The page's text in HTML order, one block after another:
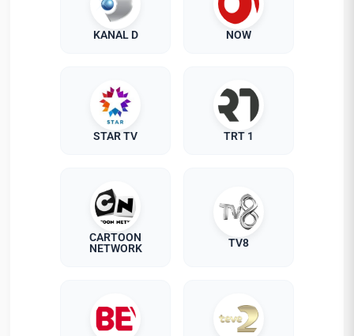
KANAL D NOW
STAR TV TRT 1
CARTOON
NETWORK
TV8